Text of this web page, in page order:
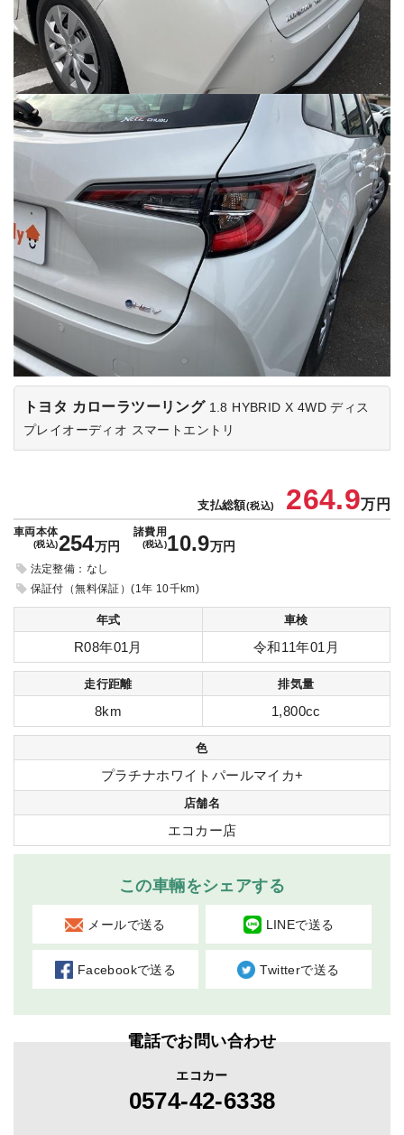
トヨタ カローラツーリング 1.8 HYBRID X 4WD ディス
プレイオーディオ スマートエントリ
支払総額(税込) 264.9万円
車両本体
(税込)254万円
諸費用
(税込)10.9万円
法定整備：なし
保証付（無料保証）(1年 10千km)
年式 車検
R08年01月 令和11年01月
走行距離 排気量
8km 1,800cc
色
プラチナホワイトパールマイカ+
店舗名
エコカー店
この車輛をシェアする
メールで送る LINEで送る
Facebookで送る Twitterで送る
電話でお問い合わせ
エコカー
0574-42-6338